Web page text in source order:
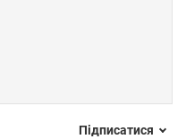
Підписатися